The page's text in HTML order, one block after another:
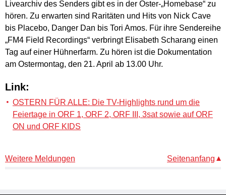
Livearchiv des Senders gibt es in der Oster-„Homebase“ zu
hören. Zu erwarten sind Raritäten und Hits von Nick Cave
bis Placebo, Danger Dan bis Tori Amos. Für ihre Sendereihe
„FM4 Field Recordings“ verbringt Elisabeth Scharang einen
Tag auf einer Hühnerfarm. Zu hören ist die Dokumentation
am Ostermontag, den 21. April ab 13.00 Uhr.
Link:
OSTERN FÜR ALLE: Die TV-Highlights rund um die
Feiertage in ORF 1, ORF 2, ORF III, 3sat sowie auf ORF
ON und ORF KIDS
Weitere Meldungen Seitenanfang